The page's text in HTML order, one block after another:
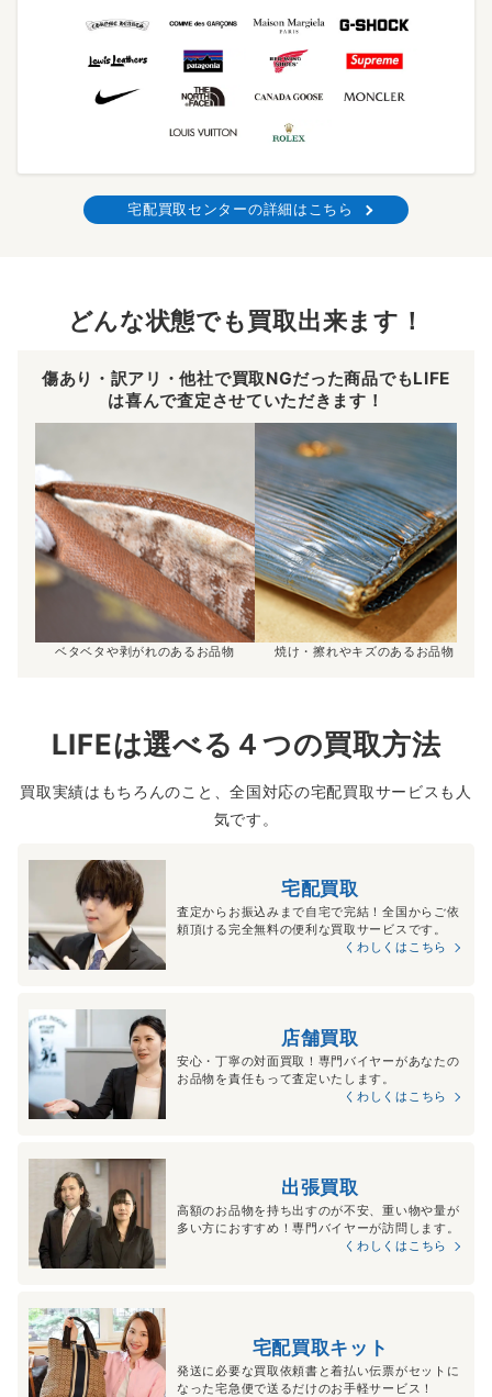
宅配買取センターの詳細はこちら
どんな状態でも買取出来ます！
傷あり・訳アリ・他社で買取NGだった商品でもLIFE
は喜んで査定させていただきます！
ベタベタや剥がれのあるお品物 焼け・擦れやキズのあるお品物
LIFEは選べる４つの買取方法
買取実績はもちろんのこと、全国対応の宅配買取サービスも人
気です。
宅配買取
査定からお振込みまで自宅で完結！全国からご依
頼頂ける完全無料の便利な買取サービスです。
くわしくはこちら
店舗買取
安心・丁寧の対面買取！専門バイヤーがあなたの
お品物を責任もって査定いたします。
くわしくはこちら
出張買取
高額のお品物を持ち出すのが不安、重い物や量が
多い方におすすめ！専門バイヤーが訪問します。
くわしくはこちら
宅配買取キット
発送に必要な買取依頼書と着払い伝票がセットに
なった宅急便で送るだけのお手軽サービス！